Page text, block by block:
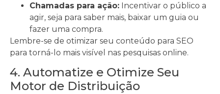
Chamadas para ação: Incentivar o público a
agir, seja para saber mais, baixar um guia ou
fazer uma compra.
Lembre-se de otimizar seu conteúdo para SEO
para torná-lo mais visível nas pesquisas online.
4. Automatize e Otimize Seu
Motor de Distribuição